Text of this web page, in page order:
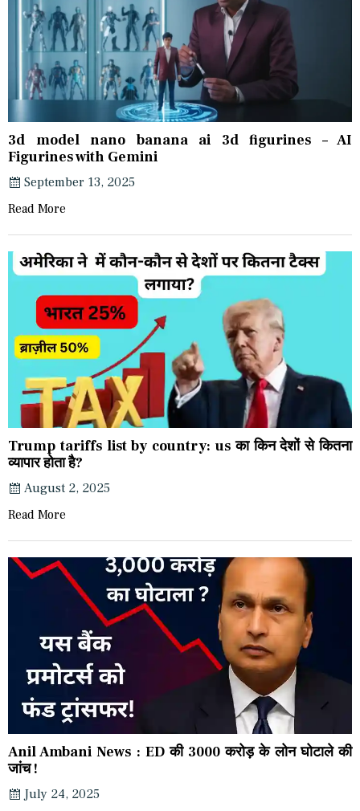
3d model nano banana ai 3d figurines – AI
Figurines with Gemini
September 13, 2025
Read More
Trump tariffs list by country: us का किन देशों से कितना
व्यापार होता है?
August 2, 2025
Read More
Anil Ambani News : ED की 3000 करोड़ के लोन घोटाले की
जांच !
July 24, 2025